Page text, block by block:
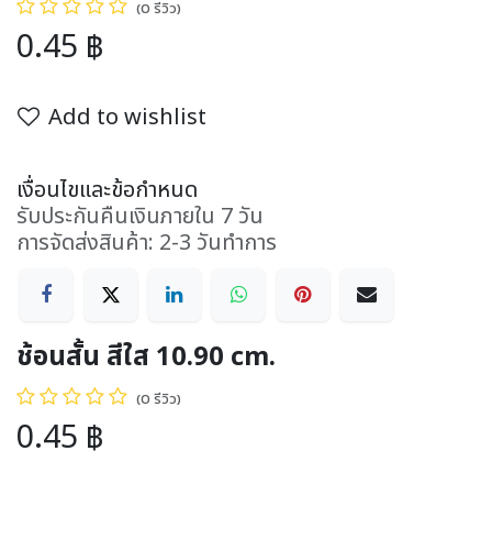
(0 รีวิว)
0.45 ฿
Add to wishlist
เงื่อนไขและข้อกำหนด
รับประกันคืนเงินภายใน 7 วัน
การจัดส่งสินค้า: 2-3 วันทำการ
ช้อนสั้น สีใส 10.90 cm.
(0 รีวิว)
0.45 ฿